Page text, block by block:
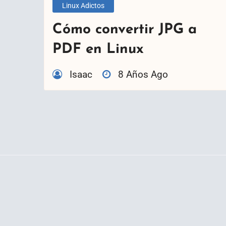
Linux Adictos
Cómo convertir JPG a
PDF en Linux
Isaac 8 Años Ago